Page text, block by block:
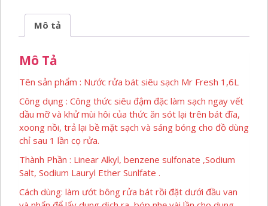
Mô tả
Mô Tả
Tên sản phẩm : Nước rửa bát siêu sạch Mr Fresh 1,6L
Công dụng : Công thức siêu đậm đặc làm sạch ngay vết
dầu mỡ và khử mùi hôi của thức ăn sót lại trên bát đĩa,
xoong nồi, trả lại bề mặt sạch và sáng bóng cho đồ dùng
chỉ sau 1 lần cọ rửa.
Thành Phần : Linear Alkyl, benzene sulfonate ,Sodium
Salt, Sodium Lauryl Ether Sunlfate .
Cách dùng: làm ướt bông rửa bát rồi đặt dưới đầu van